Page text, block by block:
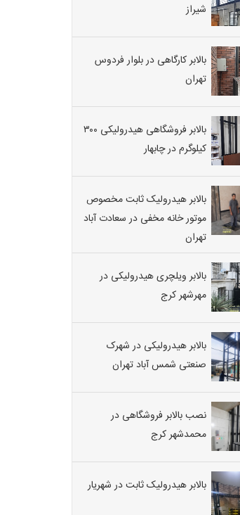
شیراز
بالابر کارگاهی در بلوار فردوس
تهران
بالابر فروشگاهی هیدرولیکی ۳۰۰
کیلوگرم در چابهار
بالابر هیدرولیک ثابت مخصوص
موتور خانه مخفی در سعادت آباد
تهران
بالابر ویلچری هیدرولیکی در
مهرشهر کرج
بالابر هیدرولیکی در شهرک
صنعتی شمس آباد تهران
نصب بالابر فروشگاهی در
محمدشهر کرج
بالابر هیدرولیک ثابت در شهریار